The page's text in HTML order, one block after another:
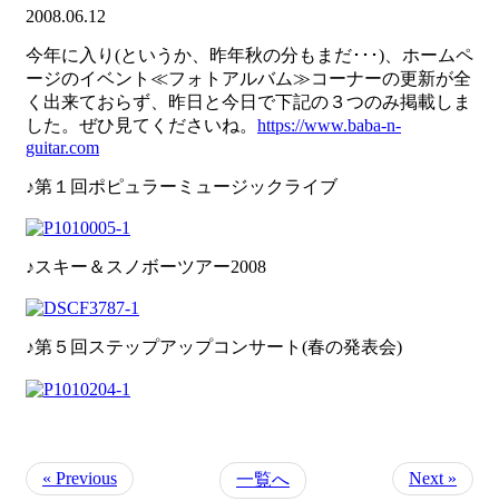
2008.06.12
今年に入り(というか、昨年秋の分もまだ･･･)、ホームペ
ージのイベント≪フォトアルバム≫コーナーの更新が全
く出来ておらず、昨日と今日で下記の３つのみ掲載しま
した。ぜひ見てくださいね。 https://www.baba-n-
guitar.com
♪第１回ポピュラーミュージックライブ
♪スキー＆スノボーツアー2008
♪第５回ステップアップコンサート(春の発表会)
« Previous 一覧へ Next »